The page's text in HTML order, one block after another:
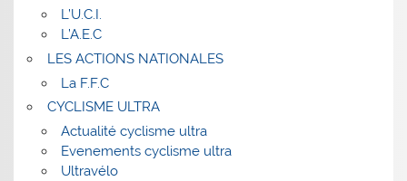
L’U.C.I.
L’A.E.C
LES ACTIONS NATIONALES
La F.F.C
CYCLISME ULTRA
Actualité cyclisme ultra
Evenements cyclisme ultra
Ultravélo